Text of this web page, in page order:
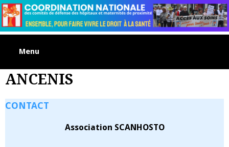
Skip
to
content
Menu
ANCENIS
CONTACT
Association SCANHOSTO